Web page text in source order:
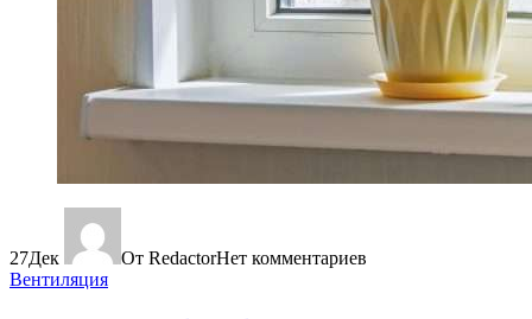
27Дек От RedactorНет комментариев
Вентиляция